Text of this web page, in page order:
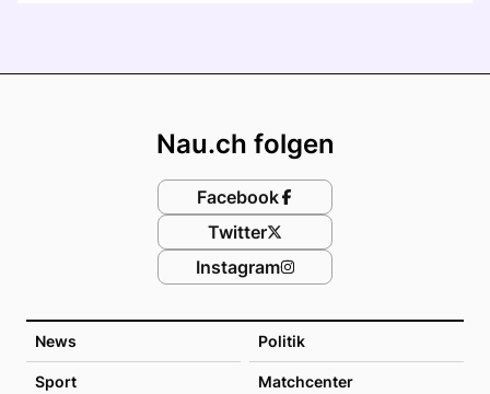
News Politik
Sport Matchcenter
Nau.ch folgen
Facebook
Twitter
Instagram